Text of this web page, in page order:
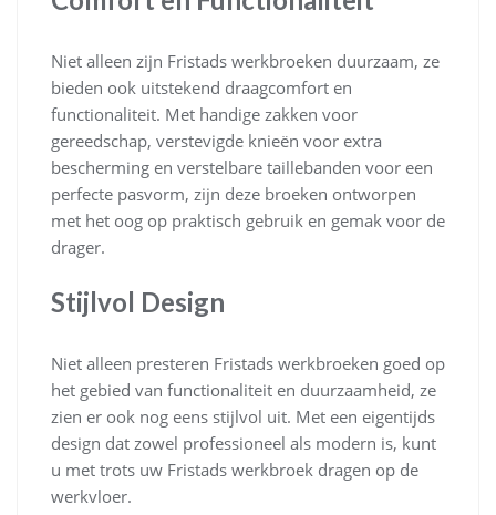
Niet alleen zijn Fristads werkbroeken duurzaam, ze
bieden ook uitstekend draagcomfort en
functionaliteit. Met handige zakken voor
gereedschap, verstevigde knieën voor extra
bescherming en verstelbare taillebanden voor een
perfecte pasvorm, zijn deze broeken ontworpen
met het oog op praktisch gebruik en gemak voor de
drager.
Stijlvol Design
Niet alleen presteren Fristads werkbroeken goed op
het gebied van functionaliteit en duurzaamheid, ze
zien er ook nog eens stijlvol uit. Met een eigentijds
design dat zowel professioneel als modern is, kunt
u met trots uw Fristads werkbroek dragen op de
werkvloer.